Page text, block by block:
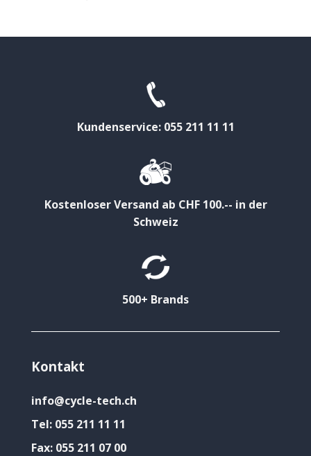
Kundenservice: 055 211 11 11
Kostenloser Versand ab CHF 100.-- in der
Schweiz
500+ Brands
Kontakt
info@cycle-tech.ch
Tel: 055 211 11 11
Fax: 055 211 07 00